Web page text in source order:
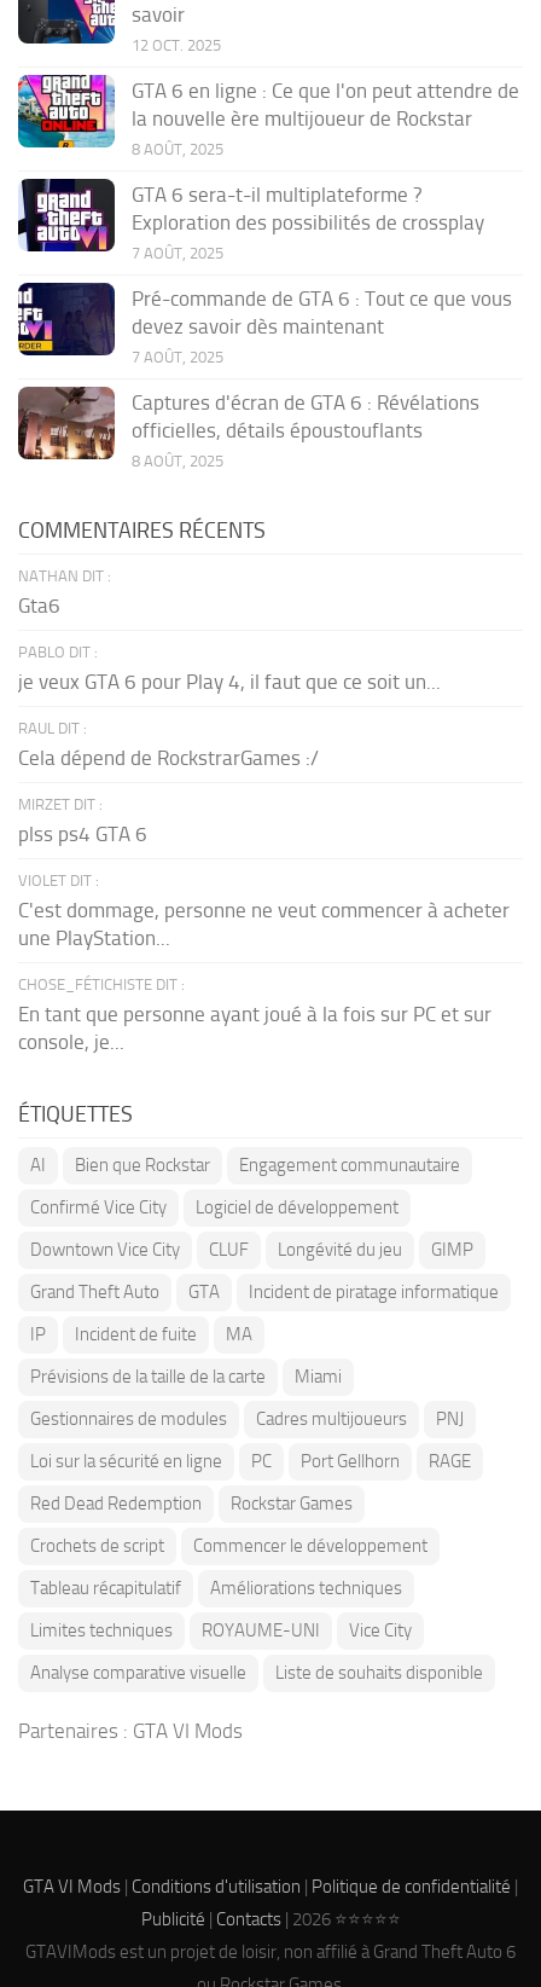
savoir
12 OCT. 2025
GTA 6 en ligne : Ce que l'on peut attendre de
la nouvelle ère multijoueur de Rockstar
8 AOÛT, 2025
GTA 6 sera-t-il multiplateforme ?
Exploration des possibilités de crossplay
7 AOÛT, 2025
Pré-commande de GTA 6 : Tout ce que vous
devez savoir dès maintenant
7 AOÛT, 2025
Captures d'écran de GTA 6 : Révélations
officielles, détails époustouflants
8 AOÛT, 2025
COMMENTAIRES RÉCENTS
NATHAN DIT :
Gta6
PABLO DIT :
je veux GTA 6 pour Play 4, il faut que ce soit un...
RAUL DIT :
Cela dépend de RockstrarGames :/
MIRZET DIT :
plss ps4 GTA 6
VIOLET DIT :
C'est dommage, personne ne veut commencer à acheter
une PlayStation...
CHOSE_FÉTICHISTE DIT :
En tant que personne ayant joué à la fois sur PC et sur
console, je...
ÉTIQUETTES
AI Bien que Rockstar
Engagement communautaire
Confirmé Vice City
Logiciel de développement
Downtown Vice City
CLUF Longévité du jeu
GIMP
Grand Theft Auto
GTA
Incident de piratage informatique
IP
Incident de fuite
MA
Prévisions de la taille de la carte
Miami
Gestionnaires de modules
Cadres multijoueurs
PNJ
Loi sur la sécurité en ligne
PC Port Gellhorn
RAGE
Red Dead Redemption
Rockstar Games
Crochets de script
Commencer le développement
Tableau récapitulatif
Améliorations techniques
Limites techniques
ROYAUME-UNI
Vice City
Analyse comparative visuelle
Liste de souhaits disponible
Partenaires : GTA VI Mods
GTA VI Mods | Conditions d'utilisation | Politique de confidentialité |
Publicité | Contacts| 2026 ⭐⭐⭐⭐⭐
GTAVIMods est un projet de loisir, non affilié à Grand Theft Auto 6